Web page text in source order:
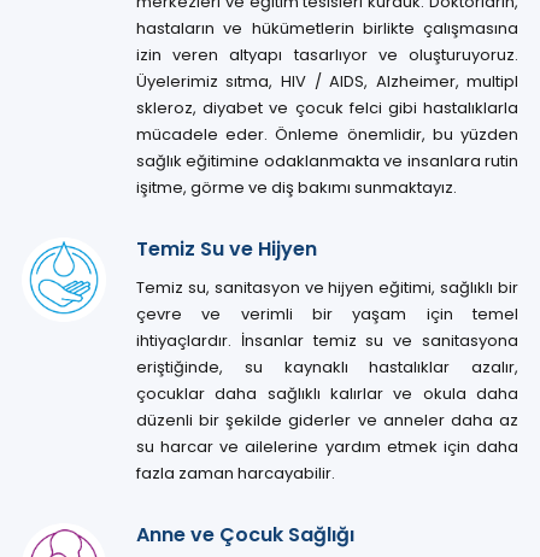
hastaların ve hükümetlerin birlikte çalışmasına
izin veren altyapı tasarlıyor ve oluşturuyoruz.
Üyelerimiz sıtma, HIV / AIDS, Alzheimer, multipl
skleroz, diyabet ve çocuk felci gibi hastalıklarla
mücadele eder. Önleme önemlidir, bu yüzden
sağlık eğitimine odaklanmakta ve insanlara rutin
işitme, görme ve diş bakımı sunmaktayız.
Temiz Su ve Hijyen
Temiz su, sanitasyon ve hijyen eğitimi, sağlıklı bir
çevre ve verimli bir yaşam için temel
ihtiyaçlardır. İnsanlar temiz su ve sanitasyona
eriştiğinde, su kaynaklı hastalıklar azalır,
çocuklar daha sağlıklı kalırlar ve okula daha
düzenli bir şekilde giderler ve anneler daha az
su harcar ve ailelerine yardım etmek için daha
fazla zaman harcayabilir.
Anne ve Çocuk Sağlığı